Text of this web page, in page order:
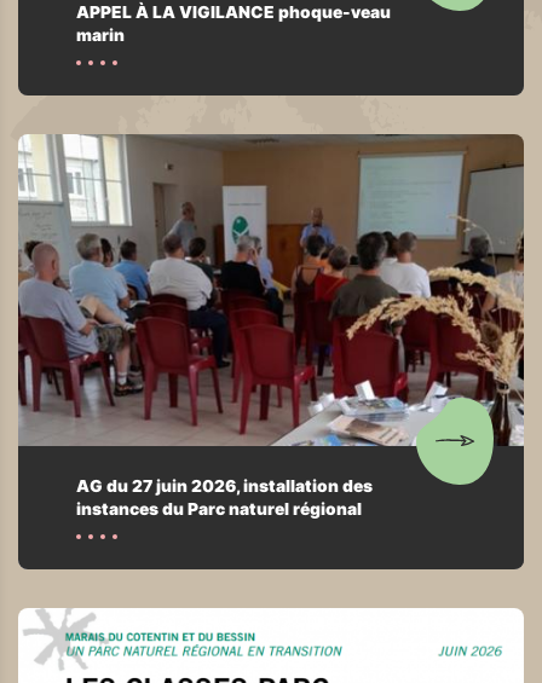
APPEL À LA VIGILANCE phoque-veau
marin
AG du 27 juin 2026, installation des
instances du Parc naturel régional